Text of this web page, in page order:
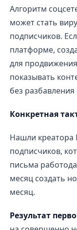
Алгоритм
может стать
подписчиков.
платформе,
для
показывать
без
Конкретная
Нашли креатора
подписчиков,
письма
месяц создать
месяц.
Результат